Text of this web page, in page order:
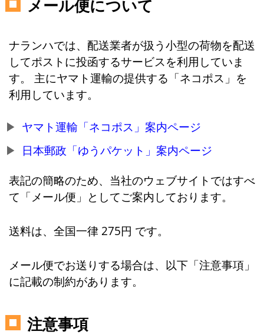
メール便について
ナランハでは、配送業者が扱う小型の荷物を配送
してポストに投函するサービスを利用していま
す。 主にヤマト運輸の提供する「ネコポス」を
利用しています。
ヤマト運輸「ネコポス」案内ページ
日本郵政「ゆうパケット」案内ページ
表記の簡略のため、当社のウェブサイトではすべ
て「メール便」としてご案内しております。
送料は、全国一律 275円 です。
メール便でお送りする場合は、以下「注意事項」
に記載の制約があります。
注意事項